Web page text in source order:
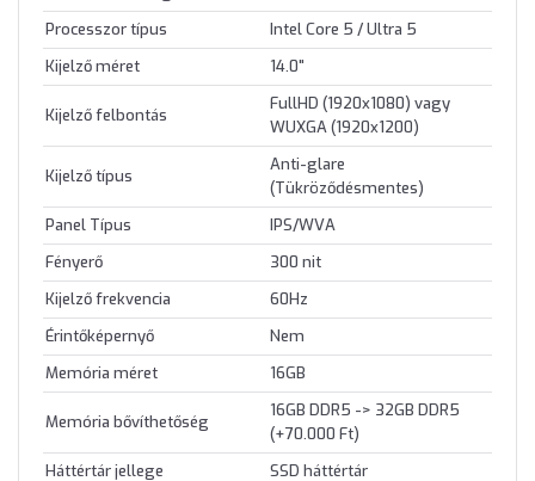
Processzor típus
Intel Core 5 / Ultra 5
Kijelző méret
14.0"
Kijelző felbontás
FullHD (1920x1080) vagy
WUXGA (1920x1200)
Kijelző típus
Anti-glare
(Tükröződésmentes)
Panel Típus
IPS/WVA
Fényerő
300 nit
Kijelző frekvencia
60Hz
Érintőképernyő
Nem
Memória méret
16GB
Memória bővíthetőség
16GB DDR5 -> 32GB DDR5
(+70.000 Ft)
Háttértár jellege
SSD háttértár